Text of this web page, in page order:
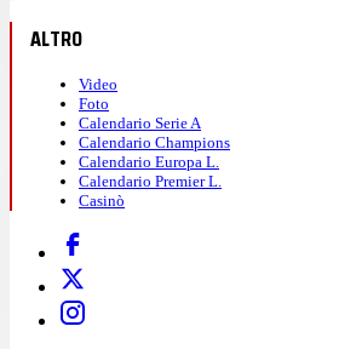
ALTRO
Video
Foto
Calendario Serie A
Calendario Champions
Calendario Europa L.
Calendario Premier L.
Casinò